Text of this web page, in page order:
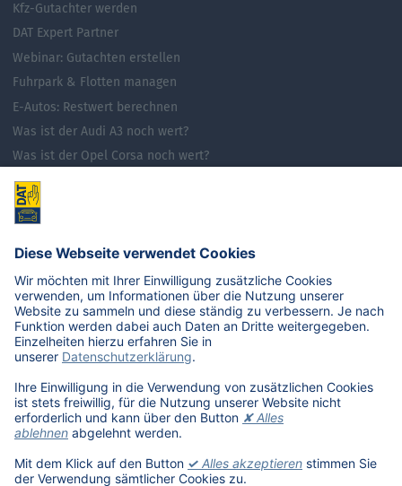
Kfz-Gutachter werden
DAT Expert Partner
Webinar: Gutachten erstellen
Fuhrpark & Flotten managen
E-Autos: Restwert berechnen
Was ist der Audi A3 noch wert?
Was ist der Opel Corsa noch wert?
Was ist der Renault Zoe noch wert?
Was ist der VW Golf noch wert?
Karriere
Übersicht
Stellenangebote
Benefits
Schüler, Absolventen, Studenten
#getDATjob
Unternehmen